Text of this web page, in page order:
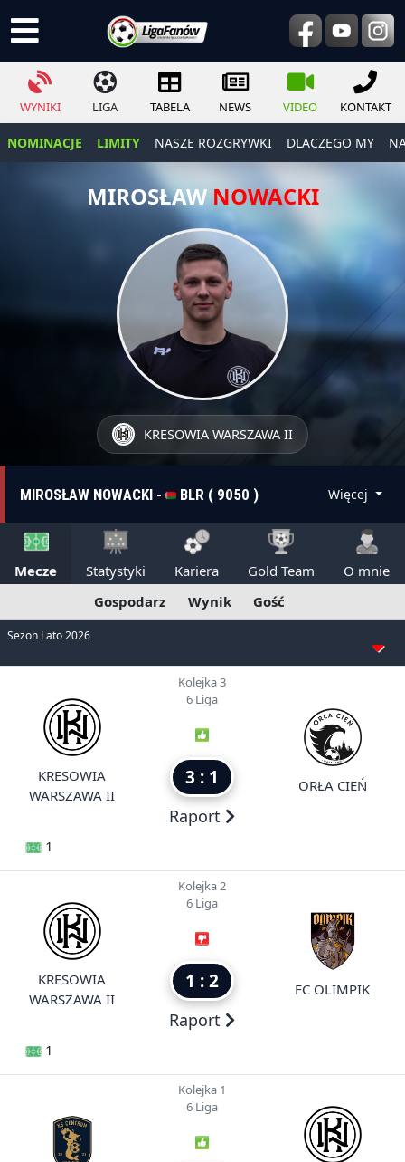
WYNIKI LIGA TABELA NEWS VIDEO KONTAKT
NOMINACJE LIMITY NASZE ROZGRYWKI DLACZEGO MY
MIROSŁAWNOWACKI
KRESOWIA WARSZAWA II
MIROSŁAW NOWACKI - BLR ( 9050 ) Więcej
Mecze Statystyki Kariera Gold Team
O mnie
Gospodarz
Wynik Gość
Sezon Lato 2026
KRESOWIA
WARSZAWA II
Kolejka 3
6 Liga
3 : 1
Raport
ORŁA CIEŃ
1
KRESOWIA
WARSZAWA II
Kolejka 2
6 Liga
1 : 2
Raport
FC OLIMPIK
1
Kolejka 1
6 Liga